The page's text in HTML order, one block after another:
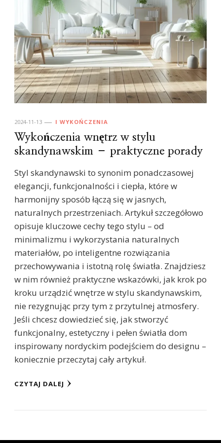
2024-11-13 I WYKOŃCZENIA
Wykończenia wnętrz w stylu
skandynawskim – praktyczne porady
Styl skandynawski to synonim ponadczasowej
elegancji, funkcjonalności i ciepła, które w
harmonijny sposób łączą się w jasnych,
naturalnych przestrzeniach. Artykuł szczegółowo
opisuje kluczowe cechy tego stylu – od
minimalizmu i wykorzystania naturalnych
materiałów, po inteligentne rozwiązania
przechowywania i istotną rolę światła. Znajdziesz
w nim również praktyczne wskazówki, jak krok po
kroku urządzić wnętrze w stylu skandynawskim,
nie rezygnując przy tym z przytulnej atmosfery.
Jeśli chcesz dowiedzieć się, jak stworzyć
funkcjonalny, estetyczny i pełen światła dom
inspirowany nordyckim podejściem do designu –
koniecznie przeczytaj cały artykuł.
CZYTAJ DALEJ